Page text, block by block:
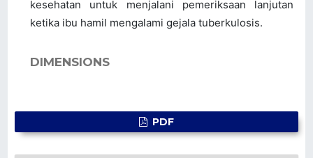
kesehatan untuk menjalani pemeriksaan lanjutan
ketika ibu hamil mengalami gejala tuberkulosis.
DIMENSIONS
PDF